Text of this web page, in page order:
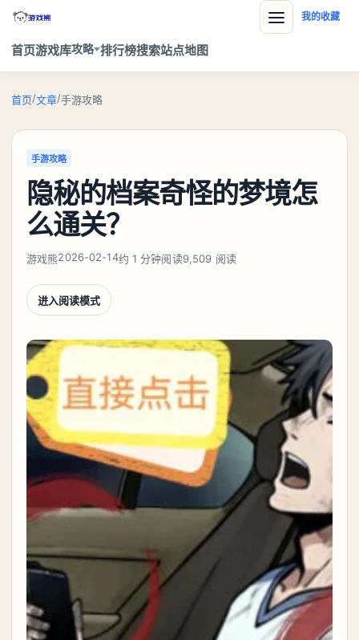
首页游戏库攻略 排行榜搜索站点地图
我的收藏
首页/文章/手游攻略
手游攻略
隐秘的档案奇怪的梦境怎
么通关？
游戏熊2026-02-14约 1 分钟阅读9,509 阅读
进入阅读模式